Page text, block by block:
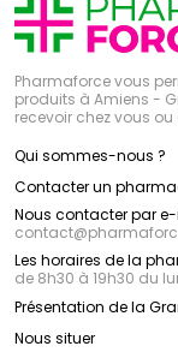
Pharmaforce vous
produits à Amiens -
recevoir chez vous
Qui sommes-nous ?
Contacter un
Nous contacter par
contact@
Les horaires de la
de 8h30 à 19h30 du
Présentation de la
Nous situer